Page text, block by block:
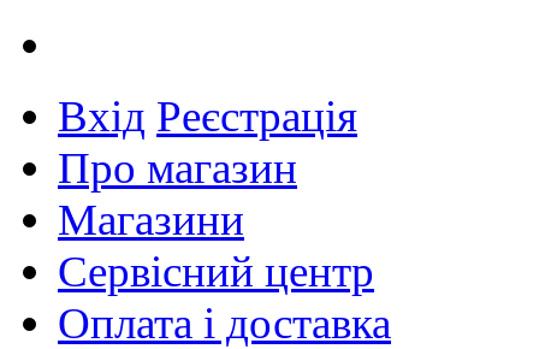
Вхід Реєстрація
Про магазин
Магазини
Сервісний центр
Оплата і доставка